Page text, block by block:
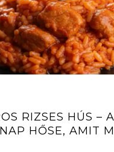
RIZSES HÚS – A
HŐSE, AMIT